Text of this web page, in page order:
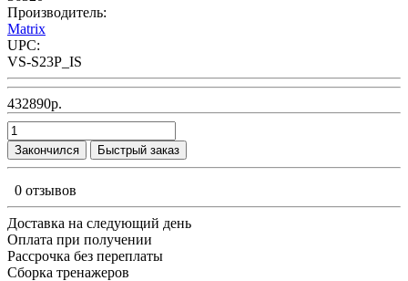
Производитель:
Matrix
UPC:
VS-S23P_IS
432890р.
Закончился Быстрый заказ
0 отзывов
Доставка на следующий день
Оплата при получении
Рассрочка без переплаты
Сборка тренажеров